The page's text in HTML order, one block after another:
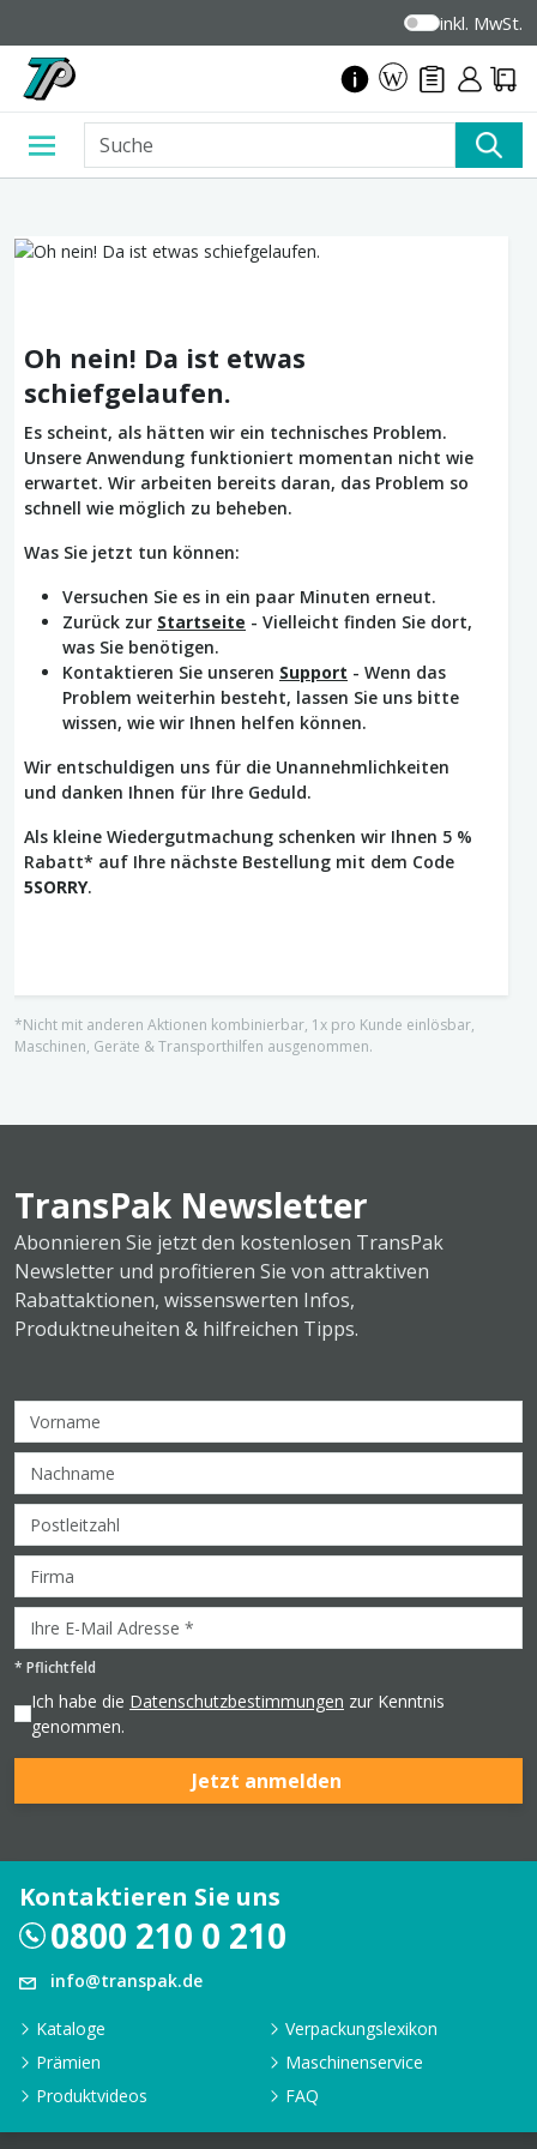
inkl. MwSt.
Oh nein! Da ist etwas
schiefgelaufen.
Es scheint, als hätten wir ein technisches Problem.
Unsere Anwendung funktioniert momentan nicht wie
erwartet. Wir arbeiten bereits daran, das Problem so
schnell wie möglich zu beheben.
Was Sie jetzt tun können:
Versuchen Sie es in ein paar Minuten erneut.
Zurück zur Startseite - Vielleicht finden Sie dort,
was Sie benötigen.
Kontaktieren Sie unseren Support - Wenn das
Problem weiterhin besteht, lassen Sie uns bitte
wissen, wie wir Ihnen helfen können.
Wir entschuldigen uns für die Unannehmlichkeiten
und danken Ihnen für Ihre Geduld.
Als kleine Wiedergutmachung schenken wir Ihnen 5 %
Rabatt* auf Ihre nächste Bestellung mit dem Code
5SORRY.
*Nicht mit anderen Aktionen kombinierbar, 1x pro Kunde einlösbar,
Maschinen, Geräte & Transporthilfen ausgenommen.
TransPak Newsletter
Abonnieren Sie jetzt den kostenlosen TransPak
Newsletter und profitieren Sie von attraktiven
Rabattaktionen, wissenswerten Infos,
Produktneuheiten & hilfreichen Tipps.
* Pflichtfeld
Ich habe die Datenschutzbestimmungen zur Kenntnis
genommen.
Jetzt anmelden
Kontaktieren Sie uns
0800 210 0 210
info@transpak.de
Kataloge
Verpackungslexikon
Prämien
Maschinenservice
Produktvideos
FAQ